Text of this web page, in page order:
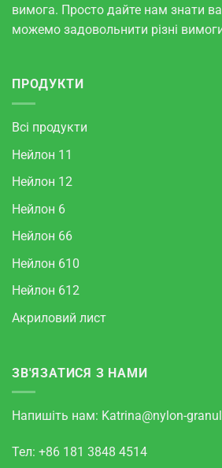
вимога. Просто дайте нам знати
можемо задовольнити різні
ПРОДУКТИ
Всі продукти
Нейлон 11
Нейлон 12
Нейлон 6
Нейлон 66
Нейлон 610
Нейлон 612
Акриловий лист
ЗВ'ЯЗАТИСЯ З НАМИ
Напишіть нам: Katrina@nylon-
Тел: +86 181 3848 4514